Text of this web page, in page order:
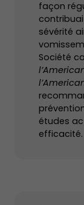
façon
sévérité
Société
études
efficacité.